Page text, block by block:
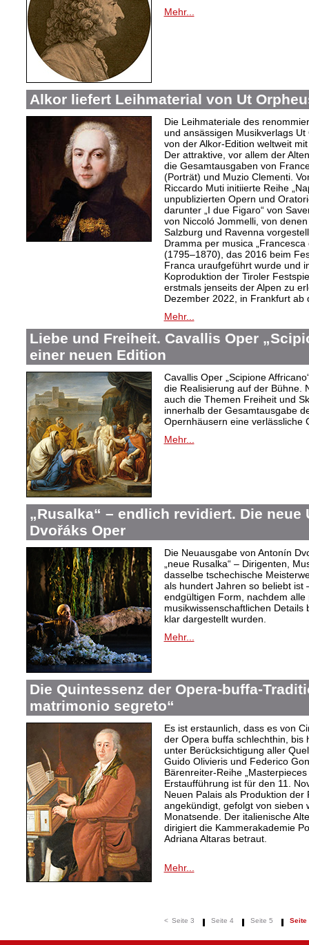
Mehr...
Alkor liefert Leihmaterial von Ut
Die Leihmateriale des
und ansässigen Musikverlags
von der Alkor-Edition weltweit
Der attraktive, vor allem der
die Gesamtausgaben von
(Porträt) und Muzio Clementi.
Riccardo Muti initiierte Reihe
unpublizierten Opern und
darunter „I due Figaro“ von
von Niccoló Jommelli, von
Salzburg und Ravenna
Dramma per musica
(1795–1870), das 2016 beim
Franca uraufgeführt wurde und
Koproduktion der Tiroler
erstmals jenseits der Alpen zu
Dezember 2022, in Frankfurt ab
Mehr...
Liebe und Freiheit. Cavallis Oper
einer neuen Edition
Cavallis Oper „Scipione
die Realisierung auf der Bühne.
auch die Themen Freiheit und
innerhalb der Gesamtausgabe
Opernhäusern eine verlässliche
Mehr...
„Rusalka“ – endlich revidiert. Die neue
Dvořáks Oper
Die Neuausgabe von Antonín
„neue Rusalka“ – Dirigenten,
dasselbe tschechische
als hundert Jahren so beliebt ist
endgültigen Form, nachdem alle
musikwissenschaftlichen
klar dargestellt wurden.
Mehr...
Die Quintessenz der Opera-buffa-
matrimonio segreto“
Es ist erstaunlich, dass es von
der Opera buffa schlechthin, bis
unter Berücksichtigung aller
Guido Olivieris und Federico
Bärenreiter-Reihe
Erstaufführung ist für den 11.
Neuen Palais als Produktion der
angekündigt, gefolgt von sieben
Monatsende. Der italienische
dirigiert die Kammerakademie
Adriana Altaras betraut.
Mehr...
< Seite 3 Seite 4 Seite 5 Seite